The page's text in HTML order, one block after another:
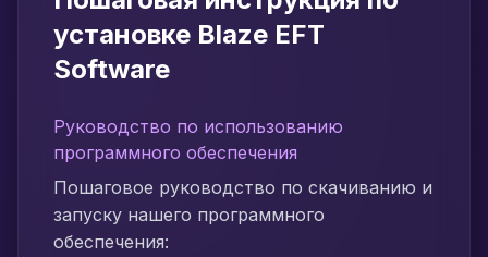
установке Blaze EFT
Software
Руководство по использованию
программного обеспечения
Пошаговое руководство по скачиванию и
запуску нашего программного
обеспечения: